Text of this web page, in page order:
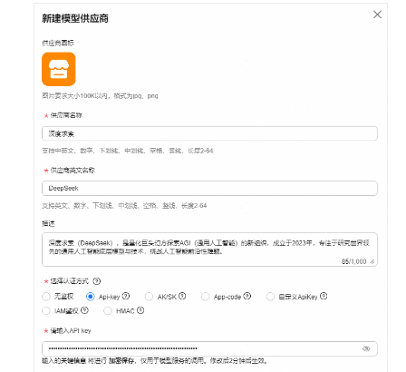
共
担
云
服
务
等
协
议
（SLA）
白
皮
书
源